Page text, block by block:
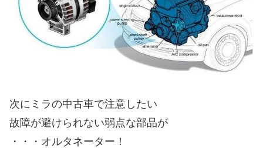
次にミラの中古車で注意したい
故障が避けられない弱点な部品が
・・・オルタネーター！